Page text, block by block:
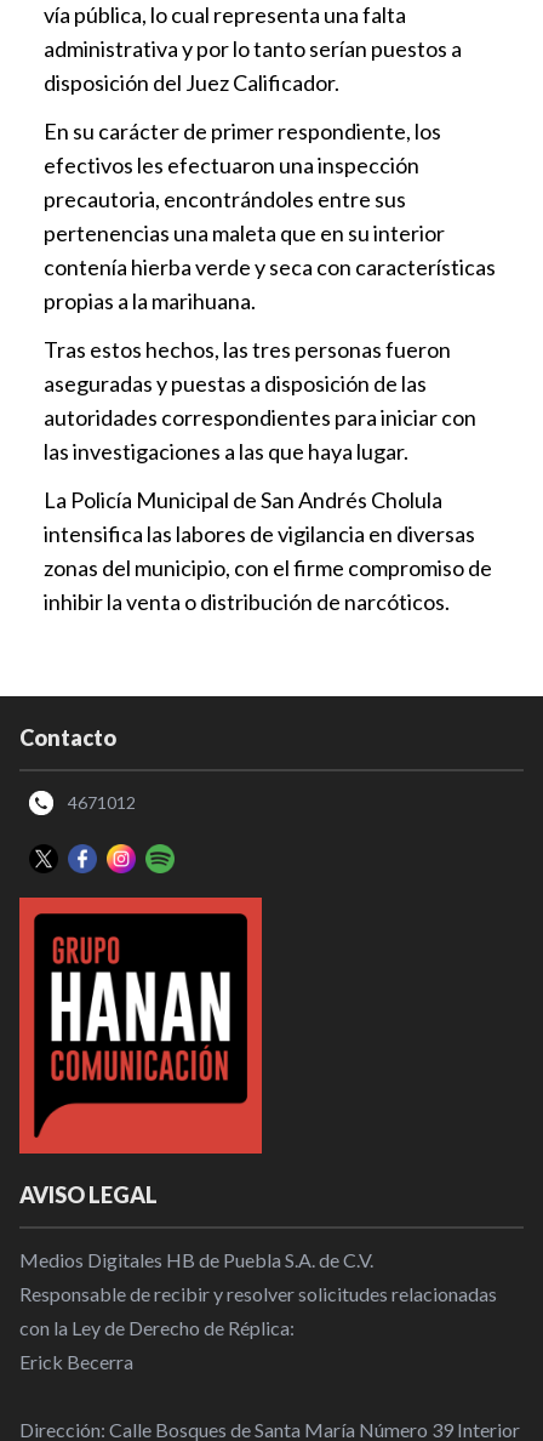
vía pública, lo cual representa una falta
administrativa y por lo tanto serían puestos a
disposición del Juez Calificador.
En su carácter de primer respondiente, los
efectivos les efectuaron una inspección
precautoria, encontrándoles entre sus
pertenencias una maleta que en su interior
contenía hierba verde y seca con características
propias a la marihuana.
Tras estos hechos, las tres personas fueron
aseguradas y puestas a disposición de las
autoridades correspondientes para iniciar con
las investigaciones a las que haya lugar.
La Policía Municipal de San Andrés Cholula
intensifica las labores de vigilancia en diversas
zonas del municipio, con el firme compromiso de
inhibir la venta o distribución de narcóticos.
Contacto
4671012
AVISO LEGAL
Medios Digitales HB de Puebla S.A. de C.V.
Responsable de recibir y resolver solicitudes relacionadas
con la Ley de Derecho de Réplica:
Erick Becerra
Dirección: Calle Bosques de Santa María Número 39 Interior